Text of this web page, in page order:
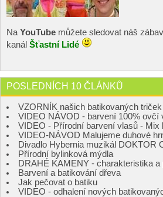
Na YouTube můžete sledovat náš
kanál Šťastní Lidé
POSLEDNÍCH 10 ČLÁNKŮ
VZORNÍK našich batikovaných triček
VIDEO NÁVOD - barvení 100% ovčí
VIDEO - Přírodní barvení vlasů - Mix
VIDEO-NÁVOD Malujeme duhové
Divadlo Hybernia muzikál DOKTOR
Přírodní bylinková mýdla
DRAHÉ KAMENY - charakteristika a
Barvení a batikování dřeva
Jak pečovat o batiku
VIDEO - odhalení nových